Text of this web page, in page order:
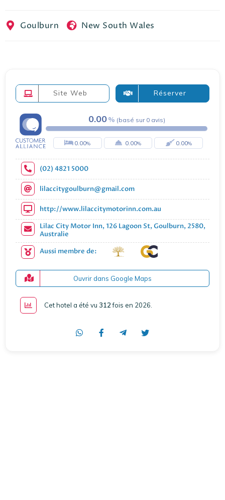
FR
Goulburn New South Wales
Site Web Réserver
0.00 (basé sur 0 avis)
0.00 0.00 0.00
(02) 4821 5000
lilaccitygoulburn@gmail.com
http://www.lilaccitymotorinn.com.au
Lilac City Motor Inn, 126 Lagoon St, Goulburn, 2580,
Australie
Aussi membre de:
Ouvrir dans Google Maps
Cet hotel a été vu 312fois en 2026